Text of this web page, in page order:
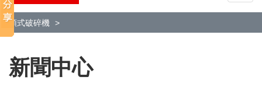
換
顎式破碎機
新聞中心